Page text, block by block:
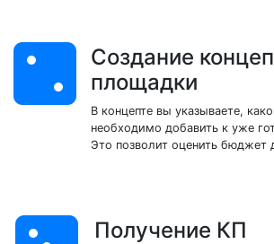
Создание
площадки
В концепте вы указываете,
необходимо добавить к уже
Это позволит оценить бюджет
Получение КП